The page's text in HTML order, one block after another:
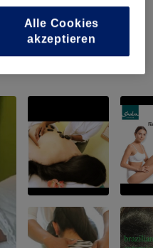
ab CHF 30
Alle Cookies
akzeptieren